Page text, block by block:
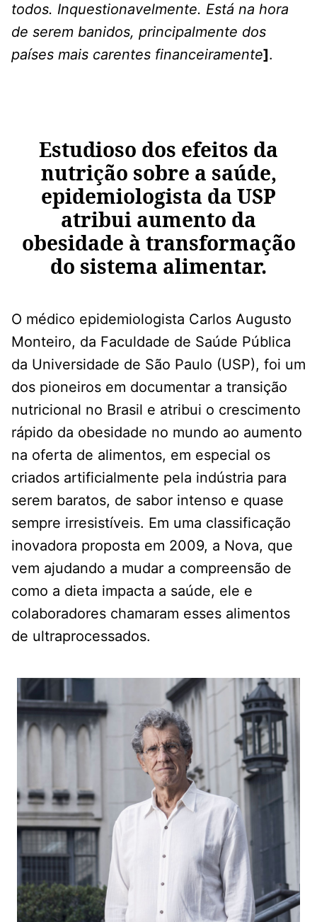
todos. Inquestionavelmente. Está na hora
de serem banidos, principalmente dos
países mais carentes financeiramente].
Estudioso dos efeitos da
nutrição sobre a saúde,
epidemiologista da USP
atribui aumento da
obesidade à transformação
do sistema alimentar.
O médico epidemiologista Carlos Augusto
Monteiro, da Faculdade de Saúde Pública
da Universidade de São Paulo (USP), foi um
dos pioneiros em documentar a transição
nutricional no Brasil e atribui o crescimento
rápido da obesidade no mundo ao aumento
na oferta de alimentos, em especial os
criados artificialmente pela indústria para
serem baratos, de sabor intenso e quase
sempre irresistíveis. Em uma classificação
inovadora proposta em 2009, a Nova, que
vem ajudando a mudar a compreensão de
como a dieta impacta a saúde, ele e
colaboradores chamaram esses alimentos
de ultraprocessados.